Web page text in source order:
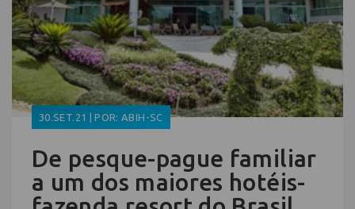
30.SET.21 | POR: ABIH-SC
De pesque-pague familiar
a um dos maiores hotéis-